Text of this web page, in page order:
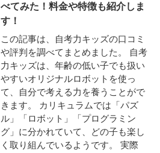
べてみた！料金や特徴も紹介しま
す！
この記事は、自考力キッズの口コミ
や評判を調べてまとめました。 自考
力キッズは、年齢の低い子でも扱い
やすいオリジナルロボットを使っ
て、自分で考える力を養うことがで
きます。 カリキュラムでは「パズ
ル」「ロボット」「プログラミン
グ」に分かれていて、どの子も楽し
く取り組んでいるようです。 実際